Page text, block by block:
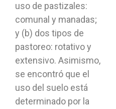
uso de pastizales:
comunal y manadas;
y (b) dos tipos de
pastoreo: rotativo y
extensivo. Asimismo,
se encontró que el
uso del suelo está
determinado por la